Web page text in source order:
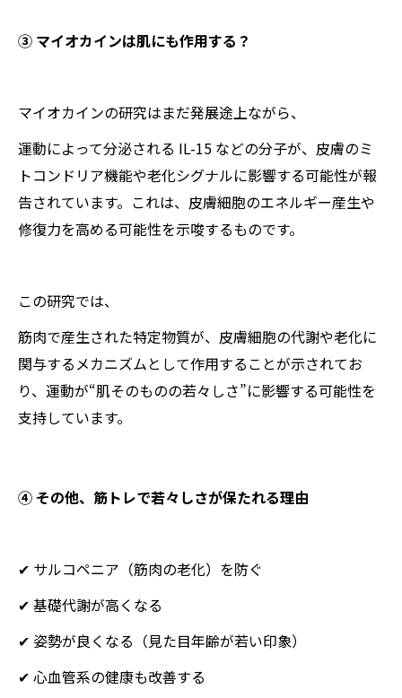
③ マイオカインは肌にも作用する？
マイオカインの研究はまだ発展途上ながら、
運動によって分泌される IL-15 などの分子が、皮膚のミ
トコンドリア機能や老化シグナルに影響する可能性が報
告されています。これは、皮膚細胞のエネルギー産生や
修復力を高める可能性を示唆するものです。
この研究では、
筋肉で産生された特定物質が、皮膚細胞の代謝や老化に
関与するメカニズムとして作用することが示されてお
り、運動が“肌そのものの若々しさ”に影響する可能性を
支持しています。
④ その他、筋トレで若々しさが保たれる理由
✔ サルコペニア（筋肉の老化）を防ぐ
✔ 基礎代謝が高くなる
✔ 姿勢が良くなる（見た目年齢が若い印象）
✔ 心血管系の健康も改善する